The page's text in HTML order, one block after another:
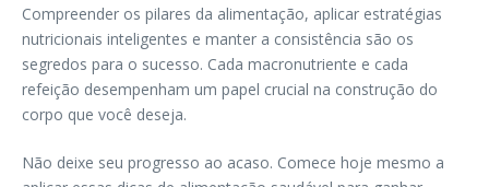
Compreender os pilares da alimentação, aplicar estratégias
nutricionais inteligentes e manter a consistência são os
segredos para o sucesso. Cada macronutriente e cada
refeição desempenham um papel crucial na construção do
corpo que você deseja.
Não deixe seu progresso ao acaso. Comece hoje mesmo a